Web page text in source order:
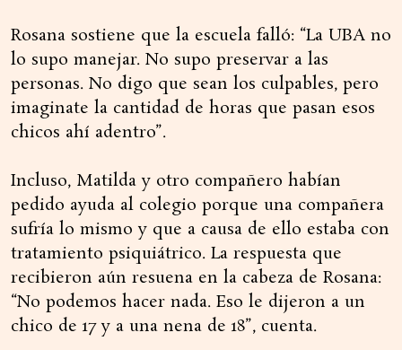
Rosana sostiene que la escuela falló: “La UBA no
lo supo manejar. No supo preservar a las
personas. No digo que sean los culpables, pero
imaginate la cantidad de horas que pasan esos
chicos ahí adentro”.
Incluso, Matilda y otro compañero habían
pedido ayuda al colegio porque una compañera
sufría lo mismo y que a causa de ello estaba con
tratamiento psiquiátrico. La respuesta que
recibieron aún resuena en la cabeza de Rosana:
“No podemos hacer nada. Eso le dijeron a un
chico de 17 y a una nena de 18”, cuenta.